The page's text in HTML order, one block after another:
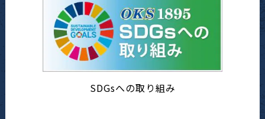
SDGsへの取り組み